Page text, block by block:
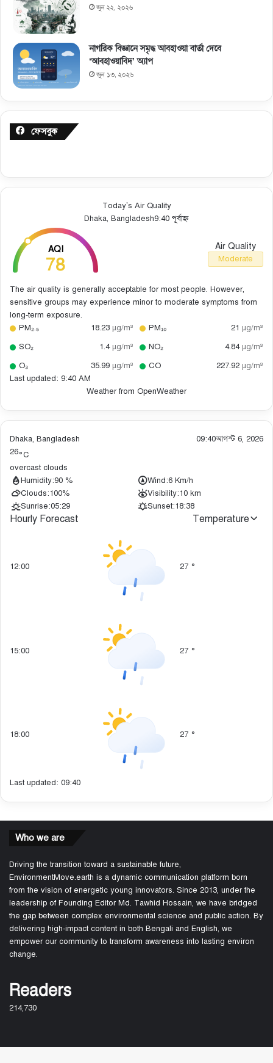
জুন ২২, ২০২৬
নাগরিক বিজ্ঞানে সমৃদ্ধ আবহাওয়া বার্তা দেবে
‘আবহাওয়াবিদ’ অ্যাপ
জুন ১৩, ২০২৬
ফেসবুক
Today’s Air Quality
Dhaka, Bangladesh9:40 পূর্বাহ্ন
AQI
78
Air Quality
Moderate
The air quality is generally acceptable for most people. However,
sensitive groups may experience minor to moderate symptoms from
long-term exposure.
PM₂.₅
18.23 µg/m³ PM₁₀ 21 µg/m³
SO₂
1.4 µg/m³ NO₂ 4.84 µg/m³
O₃
35.99 µg/m³ CO 227.92 µg/m³
Last updated: 9:40 AM
Weather from OpenWeather
Dhaka, Bangladesh 09:40আগস্ট 6, 2026
26°C
overcast clouds
Humidity:90 % Wind:6 Km/h
Clouds:100% Visibility:10 km
Sunrise:05:29 Sunset:18:38
Hourly Forecast Temperature
12:00 27 °
15:00 27 °
18:00 27 °
Last updated: 09:40
Who we are
Driving the transition toward a sustainable future,
EnvironmentMove.earth is a dynamic communication platform born
from the vision of energetic young innovators. Since 2013, under the
leadership of Founding Editor Md. Tawhid Hossain, we have bridged
the gap between complex environmental science and public action. By
delivering high-impact content in both Bengali and English, we
empower our community to transform awareness into lasting environ
change.
Readers
214,730